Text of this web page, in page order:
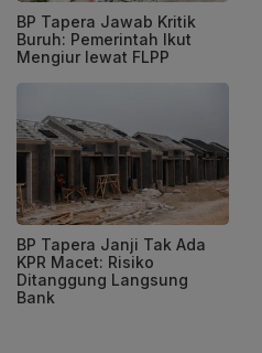
BP Tapera Jawab Kritik
Buruh: Pemerintah Ikut
Mengiur lewat FLPP
BP Tapera Janji Tak Ada
KPR Macet: Risiko
Ditanggung Langsung
Bank